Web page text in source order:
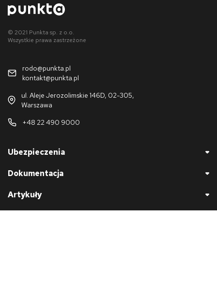
© 2021 Punkta sp. z o.o.
Wszystkie prawa zastrzeżone
rodo@punkta.pl
kontakt@punkta.pl
ul. Aleje Jerozolimskie 146D, 02-305,
Warszawa
+48 22 490 9000
Ubezpieczenia
Dokumentacja
Artykuły